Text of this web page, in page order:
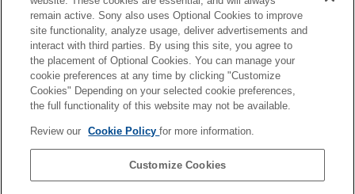
Voeding
Kan de luidspreker niet opladen
Kan de luidspreker niet uitschakelen, of de
luidspreker schakelt plotseling uit
remain active. Sony also uses Optional Cookies to improve
site functionality, analyze usage, deliver advertisements and
interact with third parties. By using this site, you agree to
the placement of Optional Cookies. You can manage your
cookie preferences at any time by clicking "Customize
Cookies" Depending on your selected cookie preferences,
the full functionality of this website may not be available.
Review our Cookie Policyfor more information.
Customize Cookies